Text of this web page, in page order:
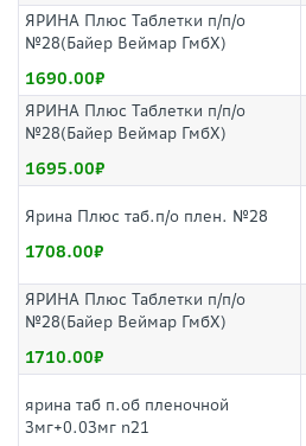
ЯРИНА Плюс Таблетки п/п/о
№28(Байер Веймар ГмбХ)
1690.00
ЯРИНА Плюс Таблетки п/п/о
№28(Байер Веймар ГмбХ)
1695.00
Ярина Плюс таб.п/о плен. №28
1708.00
ЯРИНА Плюс Таблетки п/п/о
№28(Байер Веймар ГмбХ)
1710.00
ярина таб п.об пленочной
3мг+0.03мг n21